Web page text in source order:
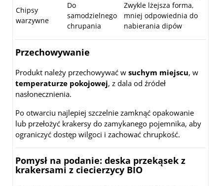
Chipsy
warzywne
Do
samodzielnego
chrupania
Zwykle lżejsza forma,
mniej odpowiednia do
nabierania dipów
Przechowywanie
Produkt należy przechowywać w suchym miejscu, w
temperaturze pokojowej, z dala od źródeł
nasłonecznienia.
Po otwarciu najlepiej szczelnie zamknąć opakowanie
lub przełożyć krakersy do zamykanego pojemnika, aby
ograniczyć dostęp wilgoci i zachować chrupkość.
Pomysł na podanie: deska przekąsek z
krakersami z ciecierzycy BIO